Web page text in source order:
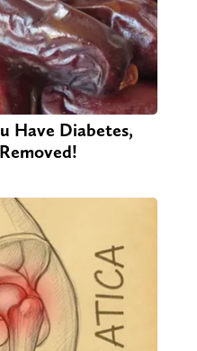
Have Diabetes,